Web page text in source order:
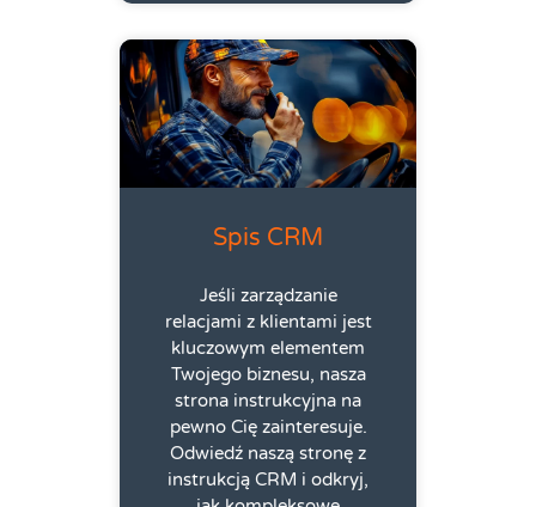
Spis CRM
Jeśli zarządzanie
relacjami z klientami jest
kluczowym elementem
Twojego biznesu, nasza
strona instrukcyjna na
pewno Cię zainteresuje.
Odwiedź naszą stronę z
instrukcją CRM i odkryj,